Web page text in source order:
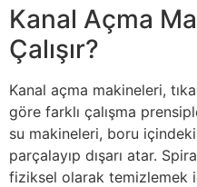
Kanal Açma
Çalışır?
Kanal açma makineleri,
göre farklı çalışma
su makineleri, boru
parçalayıp dışarı atar.
fiziksel olarak temizlemek